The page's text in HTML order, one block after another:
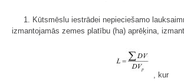
1. Kūtsmēslu iestrādei nepieciešamo
izmantojamās zemes platību (ha) aprēķina,
, kur